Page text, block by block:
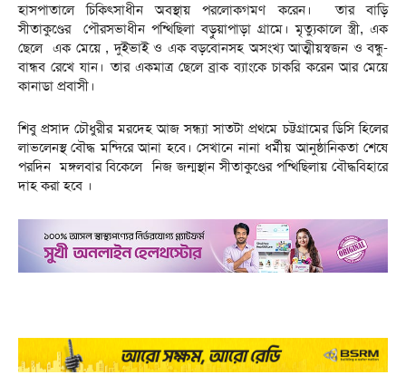
হাসপাতালে চিকিৎসাধীন অবস্থায় পরলোকগমণ করেন। তার বাড়ি
সীতাকুণ্ডের পৌরসভাধীন পন্থিছিলা বড়ুয়াপাড়া গ্রামে। মৃত্যুকালে স্ত্রী, এক
ছেলে এক মেয়ে , দুইভাই ও এক বড়বোনসহ অসংখ্য আত্মীয়স্বজন ও বন্ধু-
বান্ধব রেখে যান। তার একমাত্র ছেলে ব্রাক ব্যাংকে চাকরি করেন আর মেয়ে
কানাডা প্রবাসী।
শিবু প্রসাদ চৌধুরীর মরদেহ আজ সন্ধ্যা সাতটা প্রথমে চট্টগ্রামের ডিসি হিলের
লাভলেনস্থ বৌদ্ধ মন্দিরে আনা হবে। সেখানে নানা ধর্মীয় আনুষ্ঠানিকতা শেষে
পরদিন মঙ্গলবার বিকেলে নিজ জন্মস্থান সীতাকুণ্ডের পন্থিছিলায় বৌদ্ধবিহারে
দাহ করা হবে ।